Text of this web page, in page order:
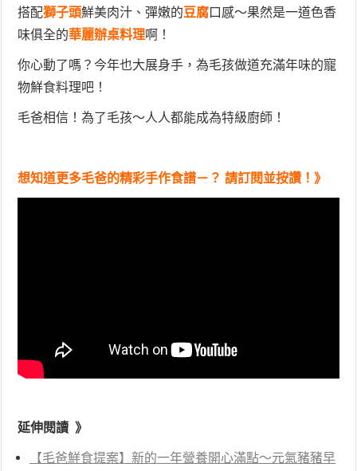
搭配獅子頭鮮美肉汁、彈嫩的豆腐口感～果然是一道色香
味俱全的華麗辦桌料理啊！
你心動了嗎？今年也大展身手，為毛孩做道充滿年味的寵
物鮮食料理吧！
毛爸相信！為了毛孩～人人都能成為特級廚師！
想知道更多毛爸的精彩手作食譜－？ 請訂閱並按讚！》
延伸閱讀 》
【毛爸鮮食提案】新的一年營養開心滿點～元氣豬豬早